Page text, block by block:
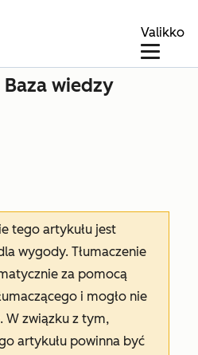
Valikko
Baza wiedzy
tego artykułu jest
wygody. Tłumaczenie
za pomocą
i mogło nie
W związku z tym,
artykułu powinna być